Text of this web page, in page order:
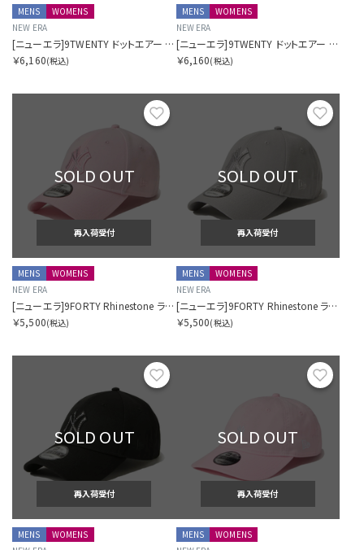
MENS
WOMENS
NEW ERA
[ニューエラ]9TWENTY ドットエアー SORA別注 ロングバイザー Dグリーン
￥6,160(税込)
MENS
WOMENS
NEW ERA
[ニューエラ]9TWENTY ドットエアー SORA別注 ロングバイザー ベージュ
￥6,160(税込)
お気に入り
SOLD OUT
再入荷受付
MENS
WOMENS
NEW ERA
[ニューエラ]9FORTY Rhinestone ラインストーン ニューヨーク・ヤンキース ピンク
￥5,500(税込)
SOLD OUT
再入荷受付
MENS
WOMENS
NEW ERA
[ニューエラ]9FORTY Rhinestone ラインストーン ニューヨーク・ヤンキース グレー
￥5,500(税込)
お気に入り
SOLD OUT
再入荷受付
MENS
WOMENS
SOLD OUT
再入荷受付
MENS
WOMENS